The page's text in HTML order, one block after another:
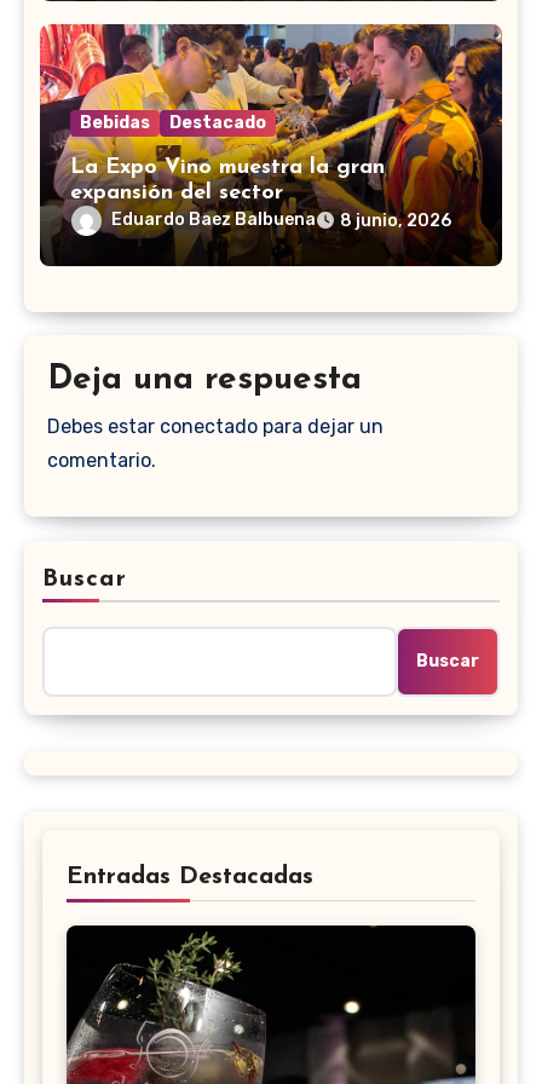
Bebidas Destacado
La Expo Vino muestra la gran
expansión del sector
Eduardo Baez Balbuena 8 junio, 2026
Deja una respuesta
Debes estar conectado para dejar un
comentario.
Buscar
Buscar
Entradas Destacadas